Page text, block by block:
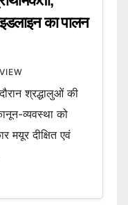
का पालन
श्रद्धालुओं की
व्यवस्था को
मयूर दीक्षित एवं